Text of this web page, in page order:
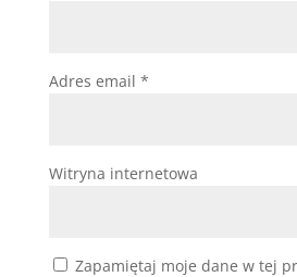
Adres email *
Witryna internetowa
Zapamiętaj moje dane w tej